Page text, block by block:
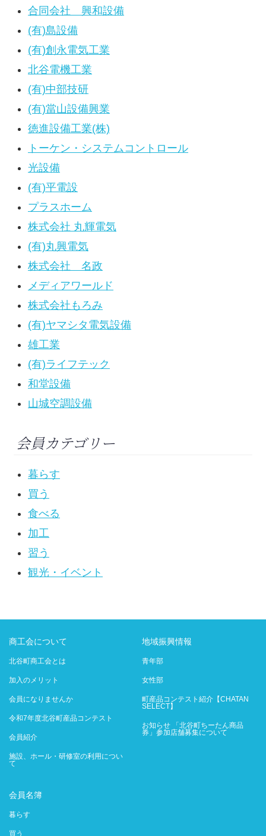
合同会社 興和設備
(有)島設備
(有)創永電気工業
北谷電機工業
(有)中部技研
(有)當山設備興業
徳進設備工業(株)
トーケン・システムコントロール
光設備
(有)平電設
プラスホーム
株式会社 丸輝電気
(有)丸興電気
株式会社 名政
メディアワールド
株式会社もろみ
(有)ヤマシタ電気設備
雄工業
(有)ライフテック
和堂設備
山城空調設備
会員カテゴリー
暮らす
買う
食べる
加工
習う
観光・イベント
商工会について
北谷町商工会とは
加入のメリット
会員になりませんか
令和7年度北谷町産品コンテスト
会員紹介
施設、ホール・研修室の利用につい
て
地域振興情報
青年部
女性部
町産品コンテスト紹介【CHATAN
SELECT】
お知らせ 「北谷町ちーたん商品
券」参加店舗募集について
会員名簿
暮らす
買う